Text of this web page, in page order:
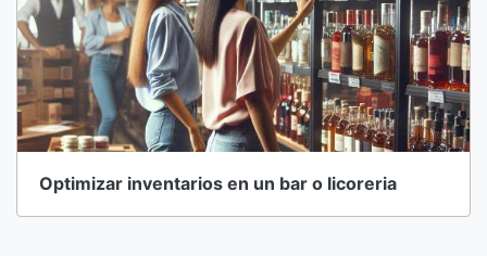
Optimizar inventarios en un bar o licoreria